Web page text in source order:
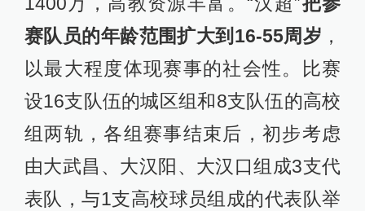
赛队员的年龄范围扩大到16-55周岁 ，
以最大程度体现赛事的社会性。比赛
设16支队伍的城区组和8支队伍的高校
组两轨，各组赛事结束后，初步考虑
由大武昌、大汉阳、大汉口组成3支代
表队，与1支高校球员组成的代表队举